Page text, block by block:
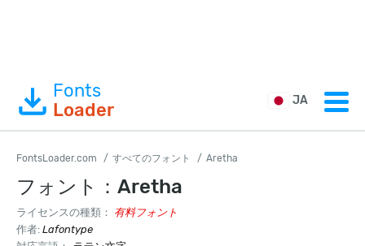
Fonts
Loader
JA
FontsLoader.com すべてのフォント Aretha
フォント：Aretha
ライセンスの種類： 有料フォント
作者: Lafontype